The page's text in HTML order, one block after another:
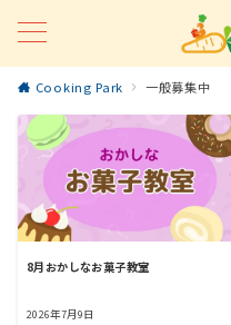
Cooking Park 一般募集中
8月おかしなお菓子教室
2026年7月9日